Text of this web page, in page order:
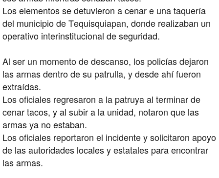
Los elementos se detuvieron a cenar e una taquería
del municipio de Tequisquiapan, donde realizaban un
operativo interinstitucional de seguridad.
Al ser un momento de descanso, los policías dejaron
las armas dentro de su patrulla, y desde ahí fueron
extraídas.
Los oficiales regresaron a la patruya al terminar de
cenar tacos, y al subir a la unidad, notaron que las
armas ya no estaban.
Los oficiales reportaron el incidente y solicitaron apoyo
de las autoridades locales y estatales para encontrar
las armas.